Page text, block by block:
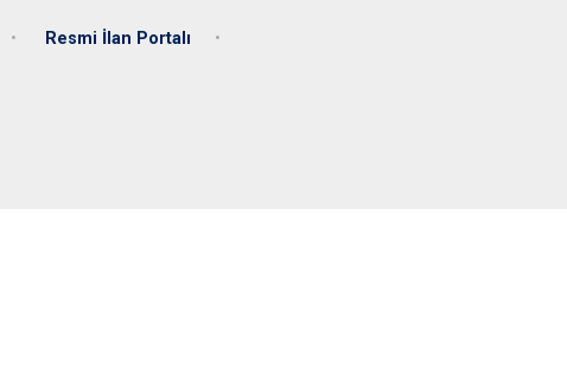
Resmi İlan Portalı